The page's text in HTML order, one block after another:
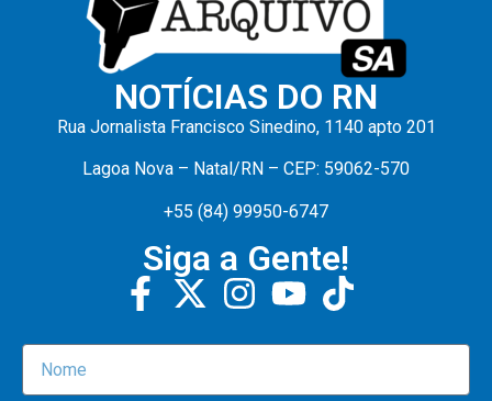
NOTÍCIAS DO RN
Rua Jornalista Francisco Sinedino, 1140 apto 201
Lagoa Nova – Natal/RN – CEP: 59062-570
+55 (84) 99950-6747
Siga a Gente!